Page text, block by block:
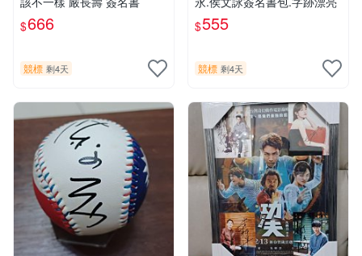
$666
競標 剩4天
$555
競標 剩4天